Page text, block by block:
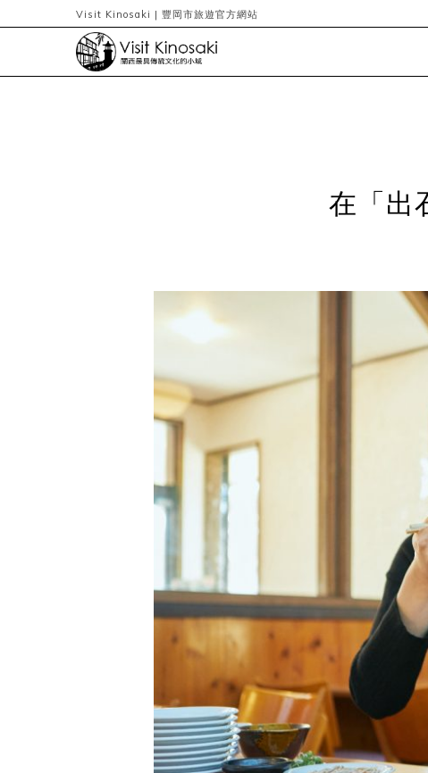
Visit Kinosaki | 豐岡市旅遊官方網站
在「出